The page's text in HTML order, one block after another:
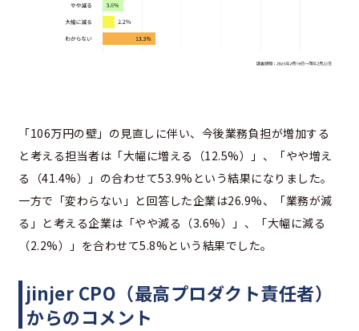
「106万円の壁」の見直しに伴い、今後業務負担が増加する
と考える担当者は「大幅に増える（12.5%）」、「やや増え
る（41.4%）」の合わせて53.9%という結果になりました。
一方で「変わらない」と回答した企業は26.9%、「業務が減
る」と考える企業は「やや減る（3.6%）」、「大幅に減る
（2.2%）」を合わせて5.8%という結果でした。
jinjer CPO（最高プロダクト責任者）
からのコメント